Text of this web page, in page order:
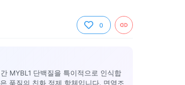
0
MYBL1 단백질을 특이적으로 인식합
품질의 친화 정제 항체입니다. 면역조